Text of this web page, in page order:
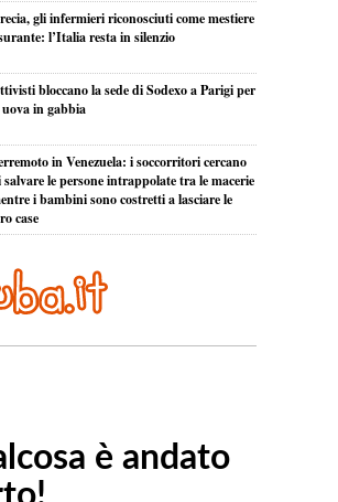
gli infermieri riconosciuti come mestiere
l’Italia resta in silenzio
bloccano la sede di Sodexo a Parigi per
uova in gabbia
in Venezuela: i soccorritori cercano
salvare le persone intrappolate tra le macerie
i bambini sono costretti a lasciare le
case